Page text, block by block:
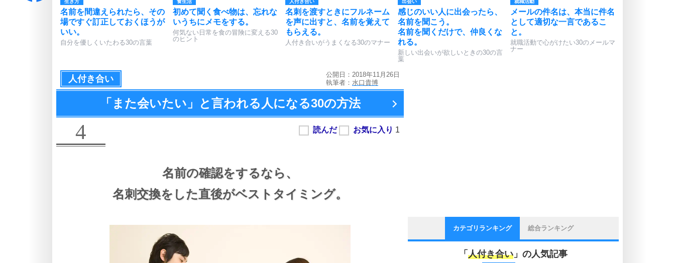
生き方
名前を間違えられたら、その
場ですぐ訂正しておくほうが
いい。
自分を優しくいたわる30の言葉
食生活
初めて聞く食べ物は、忘れな
いうちにメモをする。
何気ない日常を食の冒険に変える30
のヒント
人付き合い
名刺を渡すときにフルネーム
を声に出すと、名前を覚えて
もらえる。
人付き合いがうまくなる30のマナー
出会い
感じのいい人に出会ったら、
名前を聞こう。
名前を聞くだけで、仲良くな
れる。
新しい出会いが欲しいときの30の言
葉
就職活動
メールの件名は、本当に件名
として適切な一言であるこ
と。
就職活動で心がけたい30のメールマ
ナー
人付き合い
公開日：2018年11月26日
執筆者： 水口貴博
「また会いたい」と言われる人になる30の方法
4
名前の確認をするなら、
名刺交換をした直後がベストタイミング。
カテゴリランキング 総合ランキング
「 人付き合い 」の人気記事